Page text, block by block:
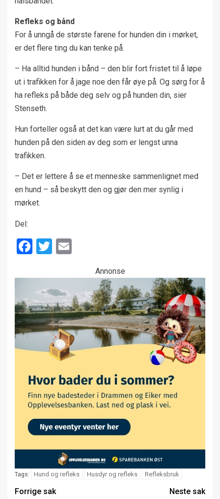
Refleks og bånd
For å unngå de største farene for hunden din i mørket,
er det flere ting du kan tenke på.
– Ha alltid hunden i bånd – den blir fort fristet til å løpe
ut i trafikken for å jage noe den får øye på. Og sørg for å
ha refleks på både deg selv og på hunden din, sier
Stenseth.
Hun forteller også at det kan være lurt at du går med
hunden på den siden av deg som er lengst unna
trafikken.
– Det er lettere å se et menneske sammenlignet med
en hund – så beskytt den og gjør den mer synlig i
mørket.
Del:
Facebook
Twitter
Annonse
Tags: Hund og refleks Husdyr og refleks Refleksbruk
Forrige sak
Neste sak